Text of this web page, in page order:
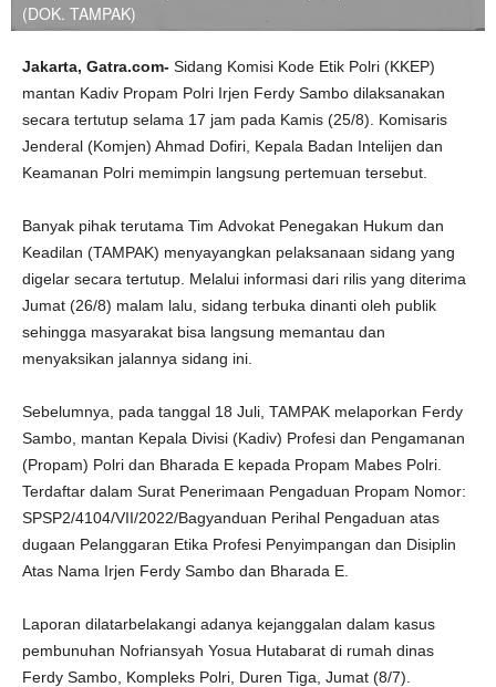
(DOK. TAMPAK)
Jakarta, Gatra.com- Sidang Komisi Kode Etik Polri (KKEP)
mantan Kadiv Propam Polri Irjen Ferdy Sambo dilaksanakan
secara tertutup selama 17 jam pada Kamis (25/8). Komisaris
Jenderal (Komjen) Ahmad Dofiri, Kepala Badan Intelijen dan
Keamanan Polri memimpin langsung pertemuan tersebut.
Banyak pihak terutama Tim Advokat Penegakan Hukum dan
Keadilan (TAMPAK) menyayangkan pelaksanaan sidang yang
digelar secara tertutup. Melalui informasi dari rilis yang diterima
Jumat (26/8) malam lalu, sidang terbuka dinanti oleh publik
sehingga masyarakat bisa langsung memantau dan
menyaksikan jalannya sidang ini.
Sebelumnya, pada tanggal 18 Juli, TAMPAK melaporkan Ferdy
Sambo, mantan Kepala Divisi (Kadiv) Profesi dan Pengamanan
(Propam) Polri dan Bharada E kepada Propam Mabes Polri.
Terdaftar dalam Surat Penerimaan Pengaduan Propam Nomor:
SPSP2/4104/VII/2022/Bagyanduan Perihal Pengaduan atas
dugaan Pelanggaran Etika Profesi Penyimpangan dan Disiplin
Atas Nama Irjen Ferdy Sambo dan Bharada E.
Laporan dilatarbelakangi adanya kejanggalan dalam kasus
pembunuhan Nofriansyah Yosua Hutabarat di rumah dinas
Ferdy Sambo, Kompleks Polri, Duren Tiga, Jumat (8/7).